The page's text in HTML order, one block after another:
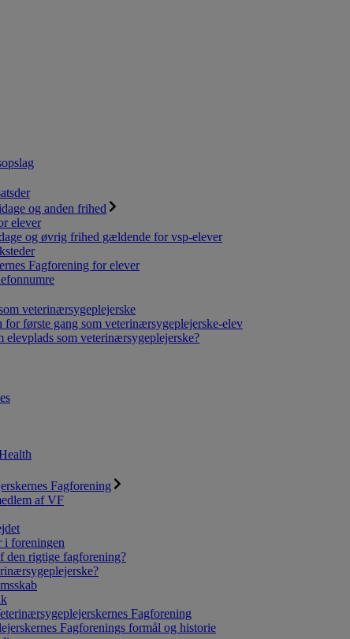
og anden frihed
elever
og øvrig frihed gældende for vsp-elever
Fagforening for elever
veterinærsygeplejerske
for første gang som veterinærsygeplejerske-elev
elevplads som veterinærsygeplejerske?
Fagforening
af VF
i foreningen
den rigtige fagforening?
Fagforening
Fagforenings formål og historie